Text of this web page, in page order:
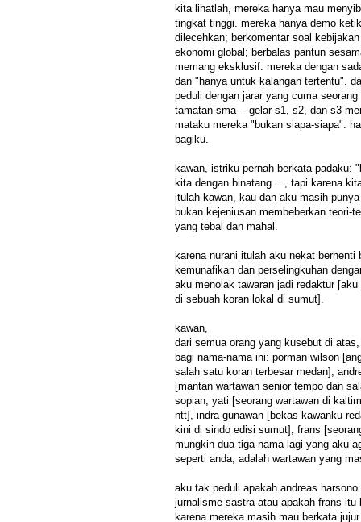
kita lihatlah, mereka hanya mau
tingkat tinggi. mereka hanya demo
dilecehkan; berkomentar soal
ekonomi global; berbalas pantun
memang eksklusif. mereka dengan
dan "hanya untuk kalangan tertentu".
peduli dengan jarar yang cuma
tamatan sma -- gelar s1, s2, dan s3
mataku mereka "bukan siapa-siapa".
bagiku.
kawan, istriku pernah berkata padaku:
kita dengan binatang ..., tapi karena
itulah kawan, kau dan aku masih
bukan kejeniusan membeberkan teori-
yang tebal dan mahal.
karena nurani itulah aku nekat berhenti
kemunafikan dan perselingkuhan
aku menolak tawaran jadi redaktur
di sebuah koran lokal di sumut].
kawan,
dari semua orang yang kusebut di
bagi nama-nama ini: porman wilson
salah satu koran terbesar medan],
[mantan wartawan senior tempo dan
sopian, yati [seorang wartawan di
ntt], indra gunawan [bekas kawanku
kini di sindo edisi sumut], frans
mungkin dua-tiga nama lagi yang aku
seperti anda, adalah wartawan yang
aku tak peduli apakah andreas
jurnalisme-sastra atau apakah frans
karena mereka masih mau berkata jujur.